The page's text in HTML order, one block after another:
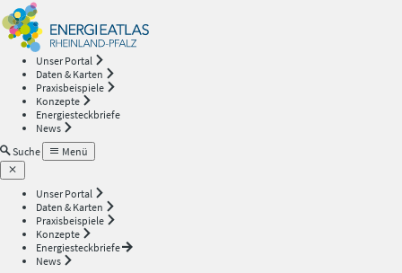
Unser Portal
Daten & Karten
Praxisbeispiele
Konzepte
Energiesteckbriefe
News
Suche
Menü
Unser Portal
Daten & Karten
Praxisbeispiele
Konzepte
Energiesteckbriefe
News